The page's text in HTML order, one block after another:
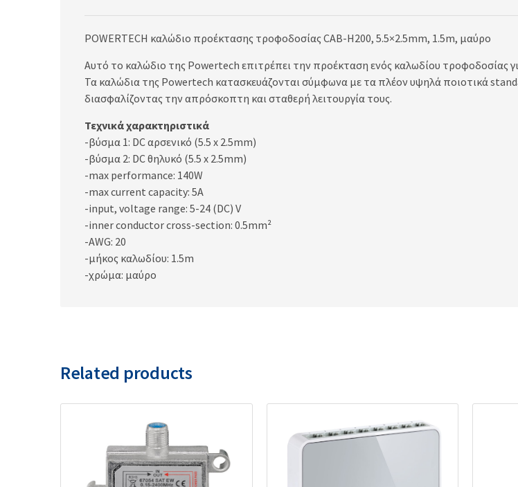
POWERTECH καλώδιο προέκτασης τροφοδοσίας CAB-H200, 5.5×2.5mm, 1.5m, μαύρο
Αυτό το καλώδιο της Powertech επιτρέπει την προέκταση ενός καλωδίου τροφοδοσίας
Τα καλώδια της Powertech κατασκευάζονται σύμφωνα με τα πλέον υψηλά ποιοτικά
διασφαλίζοντας την απρόσκοπτη και σταθερή λειτουργία τους.
Τεχνικά χαρακτηριστικά
-βύσμα 1: DC αρσενικό (5.5 x 2.5mm)
-βύσμα 2: DC θηλυκό (5.5 x 2.5mm)
-max performance: 140W
-max current capacity: 5A
-input, voltage range: 5-24 (DC) V
-inner conductor cross-section: 0.5mm²
-AWG: 20
-μήκος καλωδίου: 1.5m
-χρώμα: μαύρο
Related products